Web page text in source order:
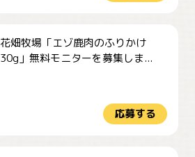
花畑牧場「エゾ鹿肉のふりかけ
30g」無料モニターを募集しま...
応募する